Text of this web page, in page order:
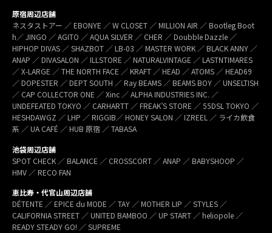
原宿周辺店舗
ネスタストアー ／ EBONYE ／ W CLOSET ／ MILLION AIR ／ Bootleg Boot
h／ JINGO ／ AGITO ／ AQUA SILVER ／ CHER ／ Doubble Dazzle ／
HIPHOP DIVAS ／ SHAZBOT ／ LB-03 ／ MASTER WORK ／ BLACK ANNY ／
ANAP ／ DIVASALON ／ ILLSTORE ／ NATURALVINTAGE ／ LASTNTIMARES
／ X-LARGE ／ THE NORTH FACE ／ KRAFT ／ HEAD ／ ATOMS ／ HEAD69
／ DOPESTER ／ DEPT SOUTH ／ Ray BEAMS ／ BEAMS BOY ／ UNSELTISH
／ CAP COLLECTOR ONE ／ Xinc ／ ALPHA INDUSTRIES INC. ／
UNDEFEATED TOKYO ／ CARHARTT ／ FREAK’S STORE ／ 55DSL TOKYO ／
HESHDAWGZ ／ LHP ／ RIGGIB／ HONEY SALON ／ IZREEL ／ ライカ飲食
系 ／ UA CAFÉ ／ HUB 原宿 ／ TABASA
池袋周辺店舗
SPOT CHECK ／ BALANCE ／ CROSSCORT ／ ANAP ／ BABYSHOOP ／
HMV ／ RECO FAN
恵比寿・代官山周辺店舗
DÉTENTE ／ EPICE du MODE ／ TAY ／ MOTHER LIP ／ STYLES ／
CALIFORNIA STREET ／ UNITED BAMBOO ／ UP START ／ heliopole ／
READY STEADY GO! ／ SUPREME